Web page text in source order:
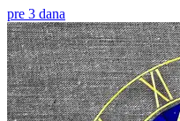
pre 3 dana